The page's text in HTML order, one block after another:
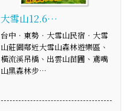
大雪山12.6…
台中．東勢．大雪山民宿．大雪
山莊園鄰近大雪山森林遊樂區、
橫流溪吊橋、出雲山苗圃、鳶嘴
山黑森林步…